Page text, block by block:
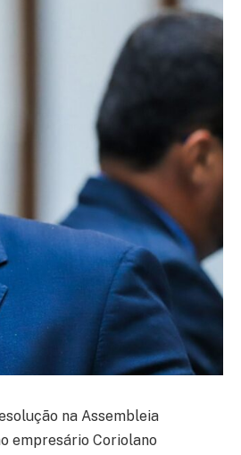
na Assembleia
empresário Coriolano